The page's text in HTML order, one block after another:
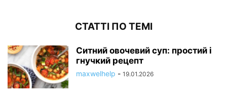
СТАТТІ ПО ТЕМІ
Ситний овочевий суп: простий і
гнучкий рецепт
maxwelhelp - 19.01.2026